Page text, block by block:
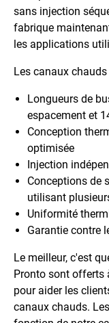
sans injection
fabrique
les applications
Les canaux
Longueurs de
espacement et
Conception
optimisée
Injection
Conceptions de
utilisant
Uniformité
Garantie contre
Le meilleur, c'est
Pronto sont offerts
pour aider les
canaux chauds.